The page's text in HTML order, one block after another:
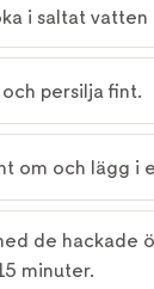
i saltat vatten
persilja fint.
om och lägg i
de hackade
minuter.